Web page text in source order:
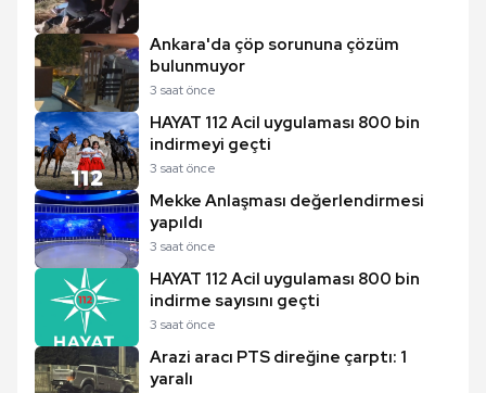
Ankara'da çöp sorununa çözüm
bulunmuyor
3 saat önce
HAYAT 112 Acil uygulaması 800 bin
indirmeyi geçti
3 saat önce
Mekke Anlaşması değerlendirmesi
yapıldı
3 saat önce
HAYAT 112 Acil uygulaması 800 bin
indirme sayısını geçti
3 saat önce
Arazi aracı PTS direğine çarptı: 1
yaralı